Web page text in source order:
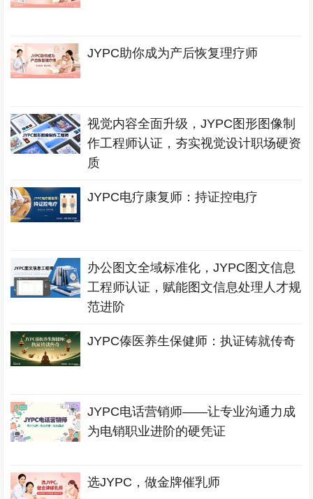
JYPC助你成为产后恢复理疗师
视觉内容全面升级，JYPC图形图像制
作工程师认证，夯实视觉设计职场硬资
质
JYPC电疗康复师：持证控电疗
办公图文全域标准化，JYPC图文信息
工程师认证，赋能图文信息处理人才规
范进阶
JYPC傣医养生保健师：执证铸就传奇
JYPC电话营销师——让专业沟通力成
为电销职业进阶的硬凭证
选JYPC，做金牌催乳师